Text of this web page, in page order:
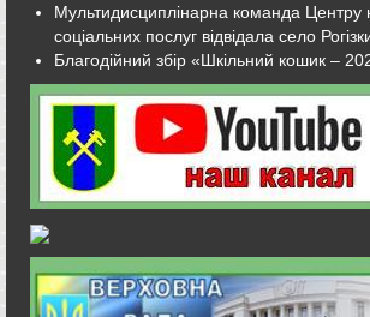
Мультидисциплінарна команда Центру
соціальних послуг відвідала село
Благодійний збір «Шкільний кошик –